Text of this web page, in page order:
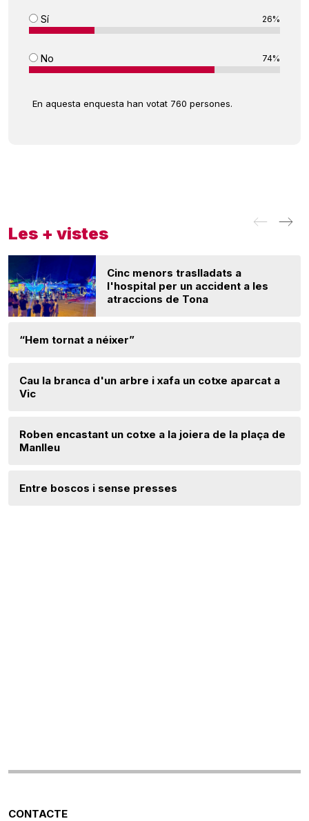
Sí 26%
No 74%
En aquesta enquesta han votat 760 persones.
Les + vistes
Cinc menors traslladats a
l'hospital per un accident a les
atraccions de Tona
“Hem tornat a néixer”
Cau la branca d'un arbre i xafa un cotxe aparcat a
Vic
Roben encastant un cotxe a la joiera de la plaça de
Manlleu
Entre boscos i sense presses
CONTACTE